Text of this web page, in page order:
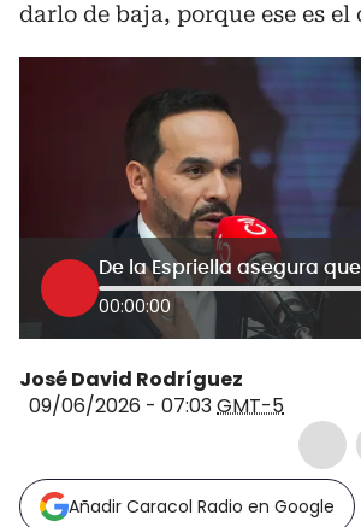
darlo de baja, porque ese es el
00:00:00
José David Rodríguez
09/06/2026 - 07:03GMT-5
Añadir Caracol Radio en Google